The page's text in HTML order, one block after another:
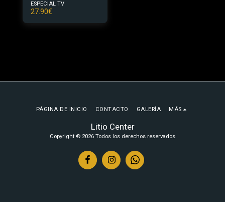
ESPECIAL TV
27.90€
Litio Center
Copyright © 2026 Todos los derechos reservados
PÁGINA DE INICIO CONTACTO GALERÍA MÁS